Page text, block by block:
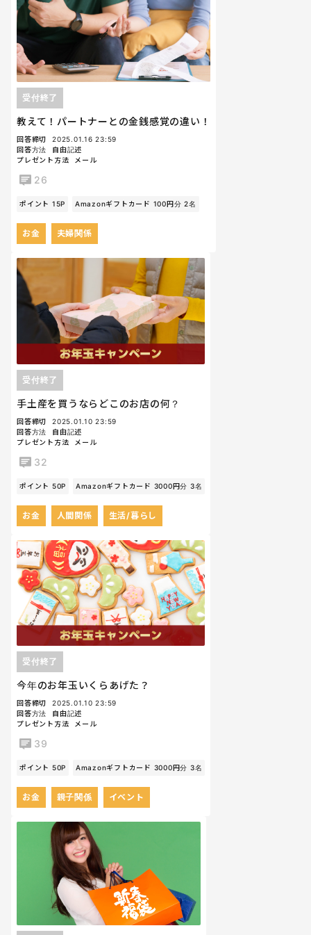
教えて！パートナーとの金銭感覚の違い！
受付終了
回答締切
2025.01.16 23:59
回答方法
自由記述
プレゼント方法
メール
26
ポイント 15P Amazonギフトカード 100円分 2名
お金 夫婦関係
手土産を買うならどこのお店の何？
受付終了
回答締切
2025.01.10 23:59
回答方法
自由記述
プレゼント方法
メール
32
ポイント 50P Amazonギフトカード 3000円分 3名
お金 人間関係 生活/暮らし
今年のお年玉いくらあげた？
受付終了
回答締切
2025.01.10 23:59
回答方法
自由記述
プレゼント方法
メール
39
ポイント 50P Amazonギフトカード 3000円分 3名
お金 親子関係 イベント